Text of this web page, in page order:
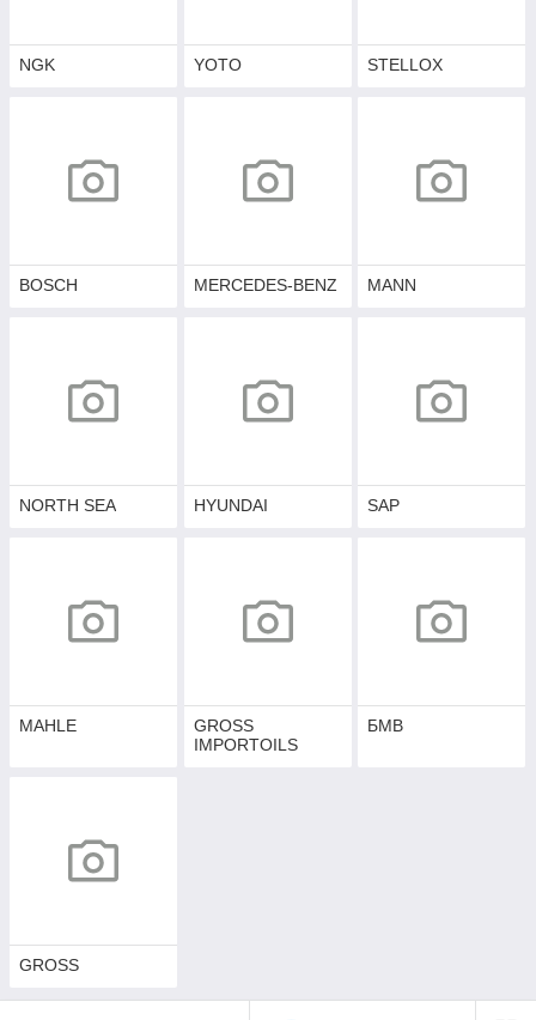
NGK YOTO STELLOX
BOSCH MERCEDES-BENZ MANN
NORTH SEA HYUNDAI SAP
MAHLE
GROSS
IMPORTOILS
БМВ
GROSS